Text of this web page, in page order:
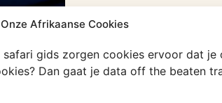
Onze Afrikaanse Cookies
gids zorgen cookies ervoor dat
Dan gaat je data off the beaten
Charlie’s
de gebaande